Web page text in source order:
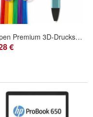
Filapen Premium 3D-Druckstift Set mit 250 PCL Filament-Sticks und Vorlagen
€